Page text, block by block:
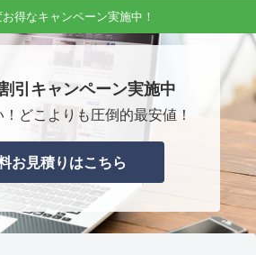
得なキャンペーン実施中！
引キャンペーン実施中
どこよりも圧倒的最安値！
お見積りはこちら